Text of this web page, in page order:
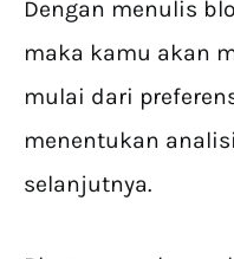
Dengan menulis
maka kamu akan
mulai dari
menentukan
selanjutnya.